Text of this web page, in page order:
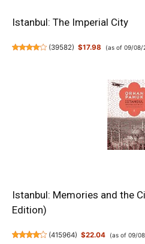
Istanbul: The Imperial City
(39582) $17.98 (as of 09/08/
Istanbul: Memories and the
Edition)
(415964) $22.04 (as of 09/